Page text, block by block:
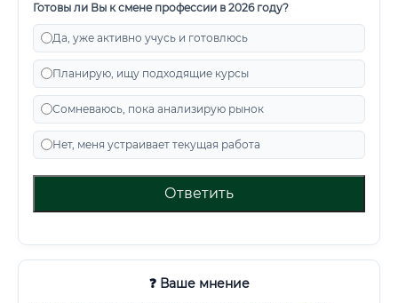
Готовы ли Вы к смене профессии в 2026 году?
Да, уже активно учусь и готовлюсь
Планирую, ищу подходящие курсы
Сомневаюсь, пока анализирую рынок
Нет, меня устраивает текущая работа
Ответить
❓ Ваше мнение